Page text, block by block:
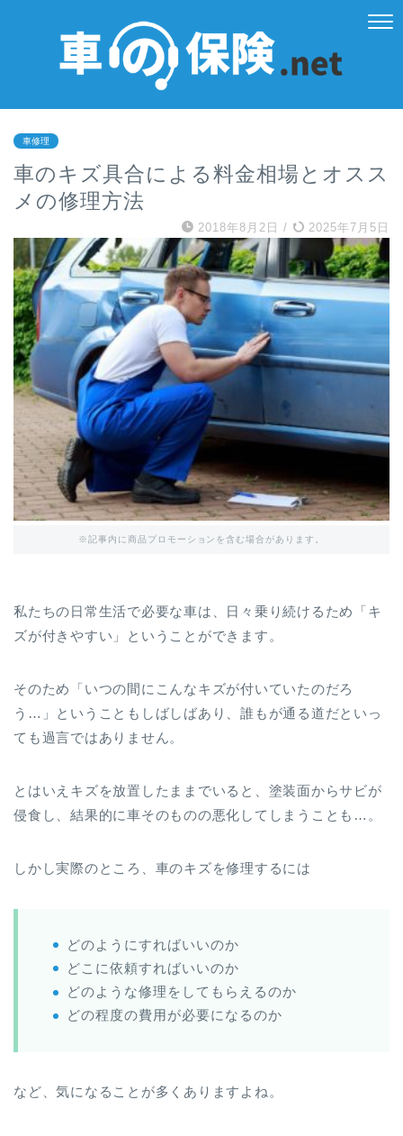
車修理
車のキズ具合による料金相場とオスス
メの修理方法
2018年8月2日 / 2025年7月5日
※記事内に商品プロモーションを含む場合があります。
私たちの日常生活で必要な車は、日々乗り続けるため「キ
ズが付きやすい」ということができます。
そのため「いつの間にこんなキズが付いていたのだろ
う…」ということもしばしばあり、誰もが通る道だといっ
ても過言ではありません。
とはいえキズを放置したままでいると、塗装面からサビが
侵食し、結果的に車そのものの悪化してしまうことも…。
しかし実際のところ、車のキズを修理するには
どのようにすればいいのか
どこに依頼すればいいのか
どのような修理をしてもらえるのか
どの程度の費用が必要になるのか
など、気になることが多くありますよね。